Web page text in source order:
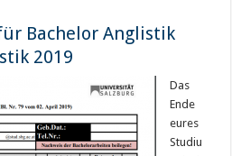
Bachelor Anglistik
2019
Das
Ende
eures
Studiu